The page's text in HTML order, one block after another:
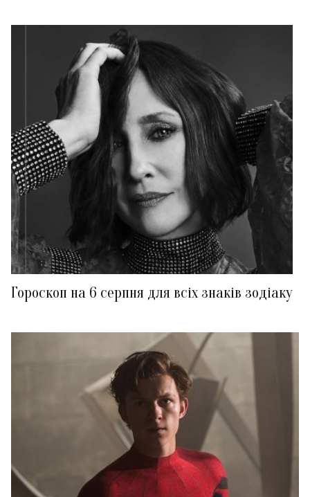
Гороскоп на 6 серпня для всіх знаків зодіаку